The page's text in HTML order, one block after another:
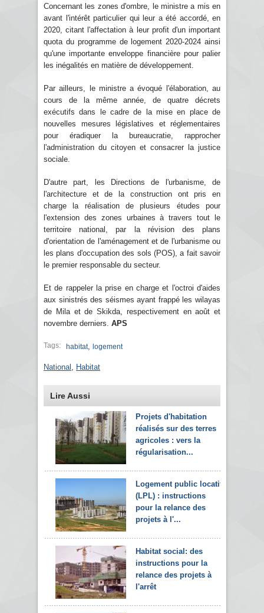
Concernant les zones d'ombre, le ministre a mis en
avant l'intérêt particulier qui leur a été accordé, en
2020, citant l'affectation à leur profit d'un important
quota du programme de logement 2020-2024 ainsi
qu'une importante enveloppe financière pour palier
les inégalités en matière de développement.
Par ailleurs, le ministre a évoqué l'élaboration, au
cours de la même année, de quatre décrets
exécutifs dans le cadre de la mise en place de
nouvelles mesures législatives et réglementaires
pour éradiquer la bureaucratie, rapprocher
l'administration du citoyen et consacrer la justice
sociale.
D'autre part, les Directions de l'urbanisme, de
l'architecture et de la construction ont pris en
charge la réalisation de plusieurs études pour
l'extension des zones urbaines à travers tout le
territoire national, par la révision des plans
d'orientation de l'aménagement et de l'urbanisme ou
les plans d'occupation des sols (POS), a fait savoir
le premier responsable du secteur.
Et de rappeler la prise en charge et l'octroi d'aides
aux sinistrés des séismes ayant frappé les wilayas
de Mila et de Skikda, respectivement en août et
novembre derniers. APS
Tags: habitat, logement
National Habitat
Lire Aussi
Projets d'habitation
réalisés sur des terres
agricoles : vers la
régularisation...
Logement public locatif
(LPL) : instructions
pour la relance des
projets à l'...
Habitat social: des
instructions pour la
relance des projets à
l'arrêt